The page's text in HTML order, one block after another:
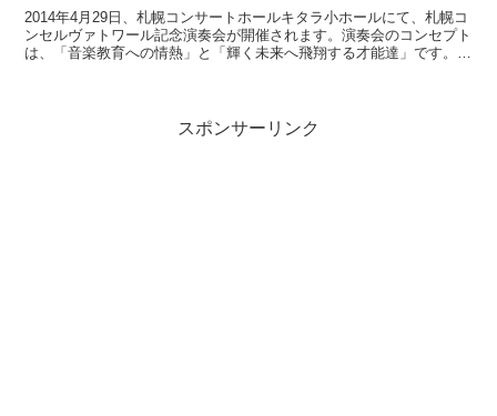
2014年4月29日、札幌コンサートホールキタラ小ホールにて、札幌コ
ンセルヴァトワール記念演奏会が開催されます。演奏会のコンセプト
は、「音楽教育への情熱」と「輝く未来へ飛翔する才能達」です。音
スポンサーリンク